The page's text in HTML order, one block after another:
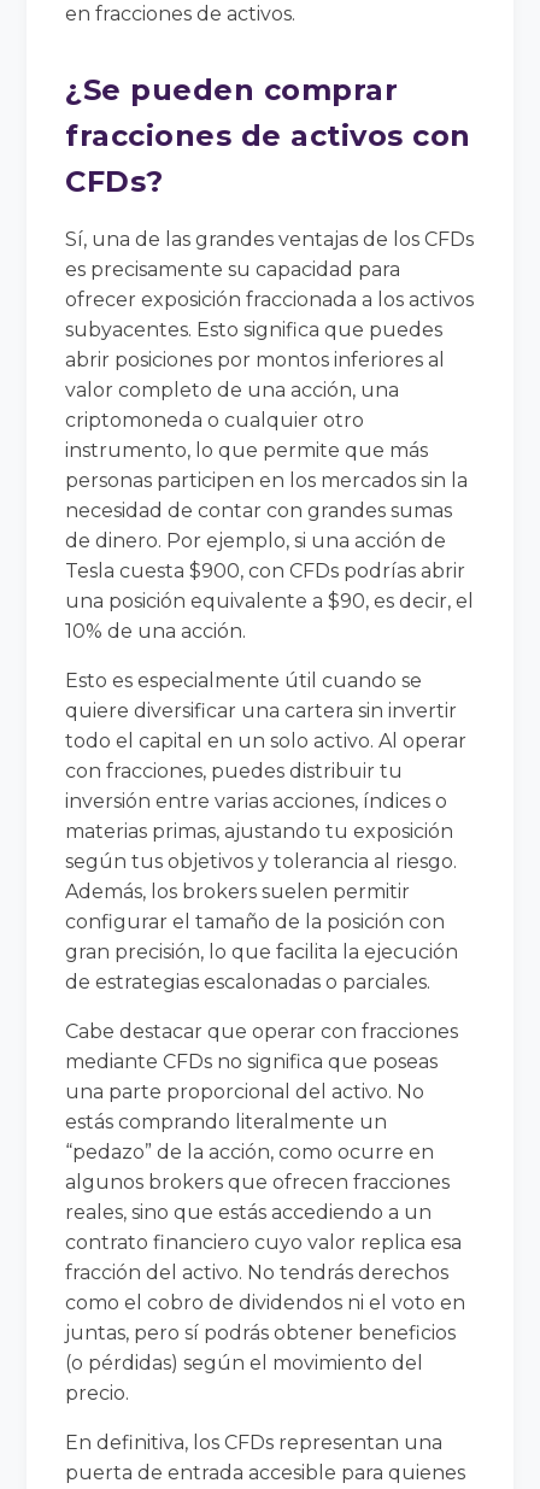
en fracciones de activos.
¿Se pueden comprar
fracciones de activos con
CFDs?
Sí, una de las grandes ventajas de los CFDs
es precisamente su capacidad para
ofrecer exposición fraccionada a los activos
subyacentes. Esto significa que puedes
abrir posiciones por montos inferiores al
valor completo de una acción, una
criptomoneda o cualquier otro
instrumento, lo que permite que más
personas participen en los mercados sin la
necesidad de contar con grandes sumas
de dinero. Por ejemplo, si una acción de
Tesla cuesta $900, con CFDs podrías abrir
una posición equivalente a $90, es decir, el
10% de una acción.
Esto es especialmente útil cuando se
quiere diversificar una cartera sin invertir
todo el capital en un solo activo. Al operar
con fracciones, puedes distribuir tu
inversión entre varias acciones, índices o
materias primas, ajustando tu exposición
según tus objetivos y tolerancia al riesgo.
Además, los brokers suelen permitir
configurar el tamaño de la posición con
gran precisión, lo que facilita la ejecución
de estrategias escalonadas o parciales.
Cabe destacar que operar con fracciones
mediante CFDs no significa que poseas
una parte proporcional del activo. No
estás comprando literalmente un
“pedazo” de la acción, como ocurre en
algunos brokers que ofrecen fracciones
reales, sino que estás accediendo a un
contrato financiero cuyo valor replica esa
fracción del activo. No tendrás derechos
como el cobro de dividendos ni el voto en
juntas, pero sí podrás obtener beneficios
(o pérdidas) según el movimiento del
precio.
En definitiva, los CFDs representan una
puerta de entrada accesible para quienes